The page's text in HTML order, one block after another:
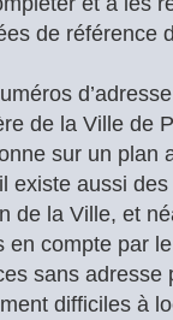
de référence
de la Ville de
sur un plan
existe aussi
de la Ville, et
en compte par
sans
difficiles à